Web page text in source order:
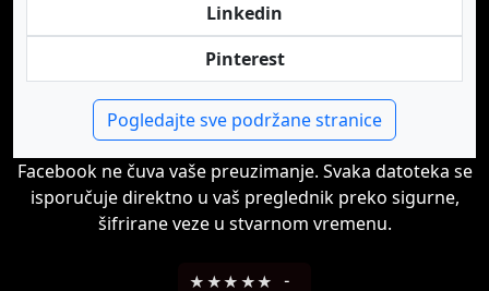
Linkedin
Pinterest
Pogledajte sve podržane stranice
Facebook ne čuva vaše preuzimanje. Svaka datoteka se
isporučuje direktno u vaš preglednik preko sigurne,
šifrirane veze u stvarnom vremenu.
★ ★★ ★★ -